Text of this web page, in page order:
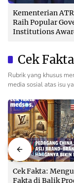
Kementerian
Raih Popular
Institutions
Cek
Rubrik yang khusus
media sosial atas isu
Cek Fakta
Cek Fakta:
Fakta di Balik